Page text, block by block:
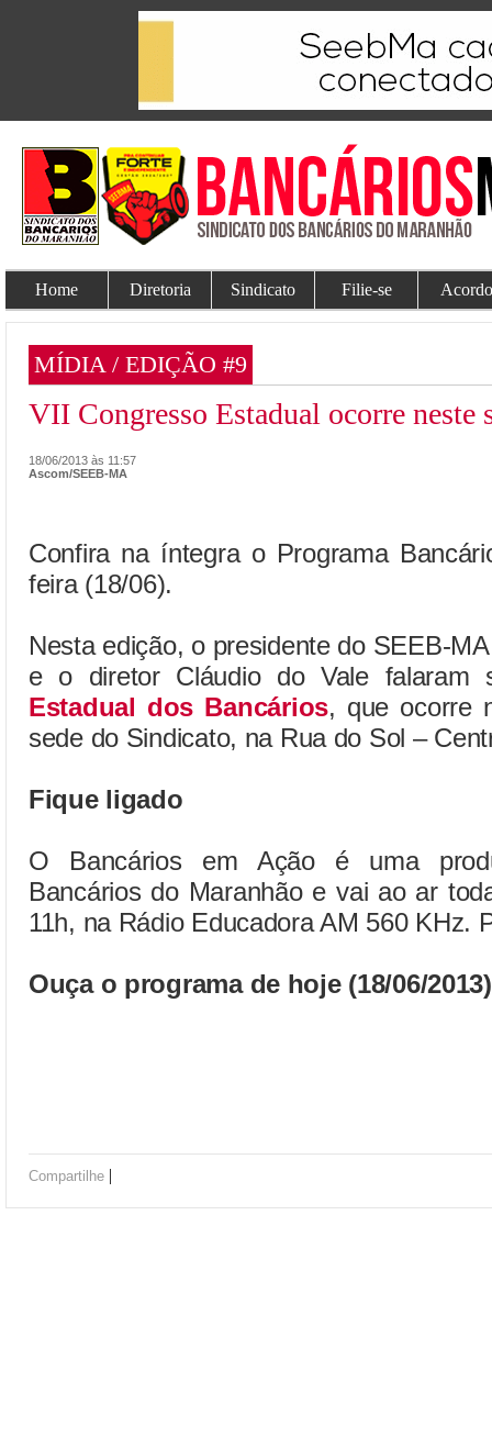
Home Diretoria Sindicato Filie-se
MÍDIA / EDIÇÃO #9
VII Congresso Estadual ocorre neste
18/06/2013 às 11:57
Ascom/SEEB-MA
Confira na íntegra o Programa
feira (18/06).
Nesta edição, o presidente do SEEB-
e o diretor Cláudio do Vale
Estadual dos Bancários, que ocorre
sede do Sindicato, na Rua do Sol –
Fique ligado
O Bancários em Ação é uma
Bancários do Maranhão e vai ao ar
11h, na Rádio Educadora AM 560 KHz.
Ouça o programa de hoje (18/06/
Compartilhe |